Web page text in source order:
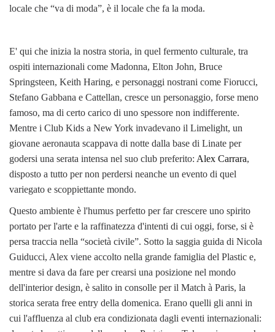
locale che “va di moda”, è il locale che fa la moda.
E' qui che inizia la nostra storia, in quel fermento culturale, tra
ospiti internazionali come Madonna, Elton John, Bruce
Springsteen, Keith Haring, e personaggi nostrani come Fiorucci,
Stefano Gabbana e Cattellan, cresce un personaggio, forse meno
famoso, ma di certo carico di uno spessore non indifferente.
Mentre i Club Kids a New York invadevano il Limelight, un
giovane aeronauta scappava di notte dalla base di Linate per
godersi una serata intensa nel suo club preferito: Alex Carrara,
disposto a tutto per non perdersi neanche un evento di quel
variegato e scoppiettante mondo.
Questo ambiente è l'humus perfetto per far crescere uno spirito
portato per l'arte e la raffinatezza d'intenti di cui oggi, forse, si è
persa traccia nella “società civile”. Sotto la saggia guida di Nicola
Guiducci, Alex viene accolto nella grande famiglia del Plastic e,
mentre si dava da fare per crearsi una posizione nel mondo
dell'interior design, è salito in consolle per il Match à Paris, la
storica serata free entry della domenica. Erano quelli gli anni in
cui l'affluenza al club era condizionata dagli eventi internazionali: